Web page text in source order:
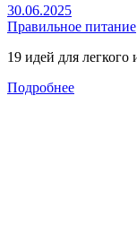
30.06.2025
Правильное питание
19 идей для легкого
Подробнее